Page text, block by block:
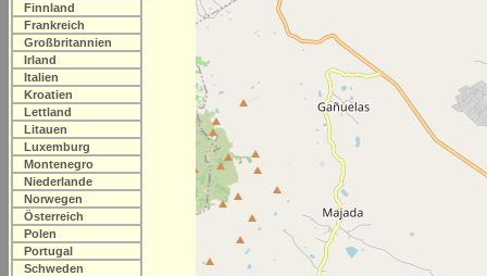
Finnland
Frankreich
Großbritannien
Irland
Italien
Kroatien
Lettland
Litauen
Luxemburg
Montenegro
Niederlande
Norwegen
Österreich
Polen
Portugal
Schweden